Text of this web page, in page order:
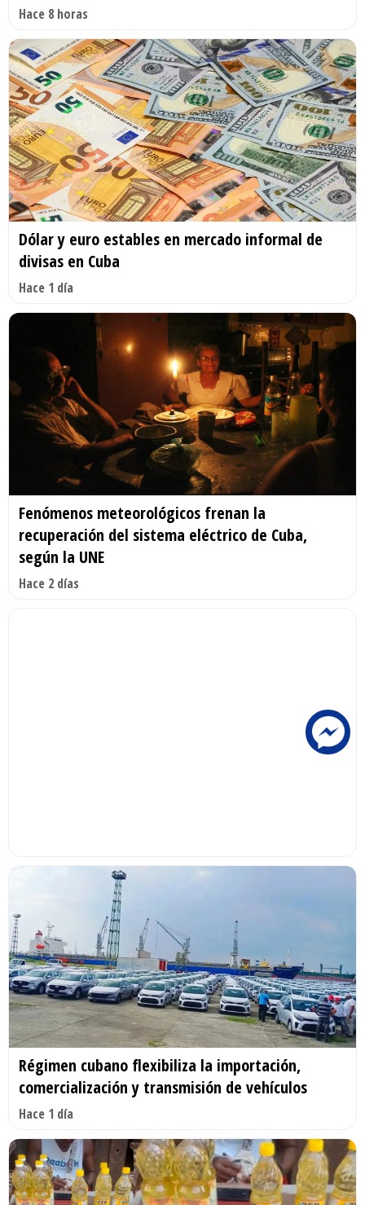
Hace 8 horas
Dólar y euro estables en mercado informal de
divisas en Cuba
Hace 1 día
Fenómenos meteorológicos frenan la
recuperación del sistema eléctrico de Cuba,
según la UNE
Hace 2 días
Régimen cubano flexibiliza la importación,
comercialización y transmisión de vehículos
Hace 1 día